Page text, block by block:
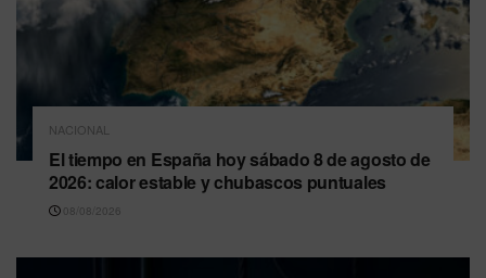
NACIONAL
El tiempo en España hoy sábado 8 de agosto de
2026: calor estable y chubascos puntuales
08/08/2026